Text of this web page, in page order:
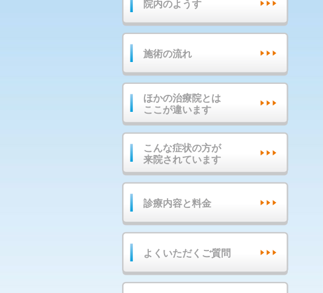
院内のようす
施術の流れ
ほかの治療院とは
ここが違います
こんな症状の方が
来院されています
診療内容と料金
よくいただくご質問